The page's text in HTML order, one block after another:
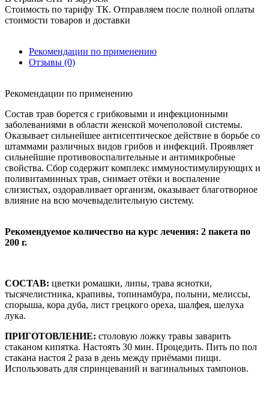
Стоимость по тарифу ТК. Отправляем после полной оплаты
стоимости товаров и доставки
Рекомендации по применению
Отзывы (0)
Рекомендации по применению
Состав трав борется с грибковыми и инфекционными
заболеваниями в области женской мочеполовой системы.
Оказывает сильнейшее антисептическое действие в борьбе со
штаммами различных видов грибов и инфекций. Проявляет
сильнейшие противовоспалительные и антимикробные
свойства. Сбор содержит комплекс иммуностимулирующих и
поливитаминных трав, снимает отёки и воспаление
слизистых, оздоравливает организм, оказывает благотворное
влияние на всю мочевыделительную систему.
Рекомендуемое количество на курс лечения: 2 пакета по
200 г.
СОСТАВ: цветки ромашки, липы, трава яснотки,
тысячелистника, крапивы, топинамбура, полыни, мелиссы,
спорыша, кора дуба, лист грецкого ореха, шалфея, шелуха
лука.
ПРИГОТОВЛЕНИЕ: столовую ложку травы заварить
стаканом кипятка. Настоять 30 мин. Процедить. Пить по пол
стакана настоя 2 раза в день между приёмами пищи.
Использовать для спринцеваний и вагинальных тампонов.